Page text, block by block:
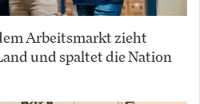
Arbeitsmarkt zieht
und spaltet die Nation